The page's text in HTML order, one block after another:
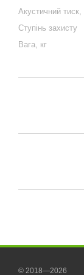
Акустичний
Ступінь захисту
Вага, кг
© 2018—2026